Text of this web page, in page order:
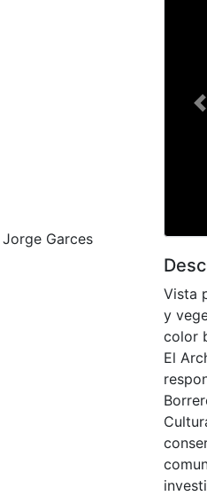
Garces
Vista
y
color
El